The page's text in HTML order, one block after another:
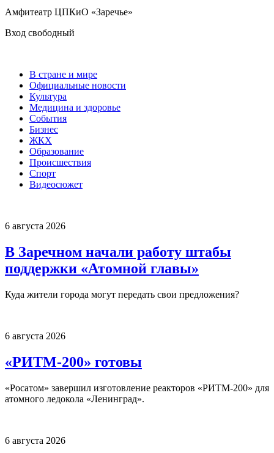
Амфитеатр ЦПКиО «Заречье»
Вход свободный
В стране и мире
Официальные новости
Культура
Медицина и здоровье
События
Бизнес
ЖКХ
Образование
Происшествия
Спорт
Видеосюжет
6 августа 2026
В Заречном начали работу штабы
поддержки «Атомной главы»
Куда жители города могут передать свои предложения?
6 августа 2026
«РИТМ-200» готовы
«Росатом» завершил изготовление реакторов «РИТМ-200» для
атомного ледокола «Ленинград».
6 августа 2026